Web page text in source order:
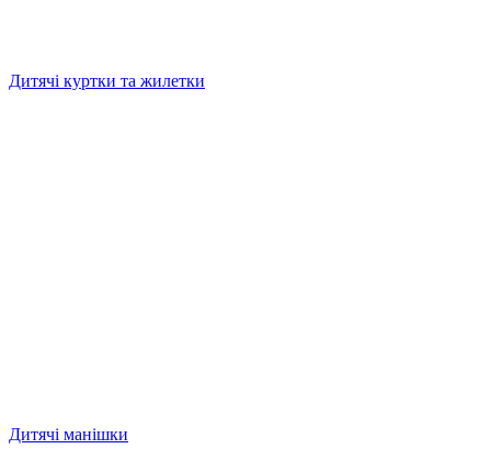
Дитячі куртки та жилетки
Дитячі манішки